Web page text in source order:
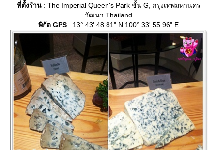
ที่ตั้งร้าน: The Imperial Queen's Park ชั้น G, กรุงเทพมหานคร
วัฒนา Thailand
พิกัด GPS : 13° 43' 48.81" N 100° 33' 55.96" E